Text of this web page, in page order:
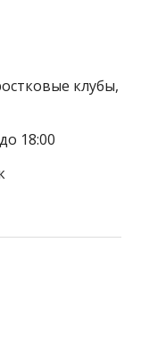
клубы,
18:00